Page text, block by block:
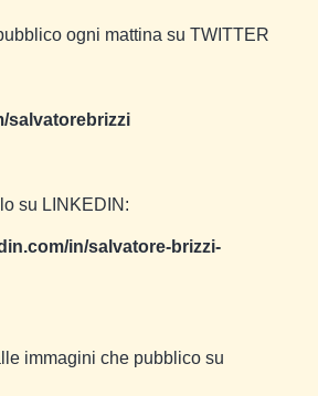
ogni mattina su TWITTER
salvatorebrizzi
su LINKEDIN:
in/salvatore-brizzi-
immagini che pubblico su